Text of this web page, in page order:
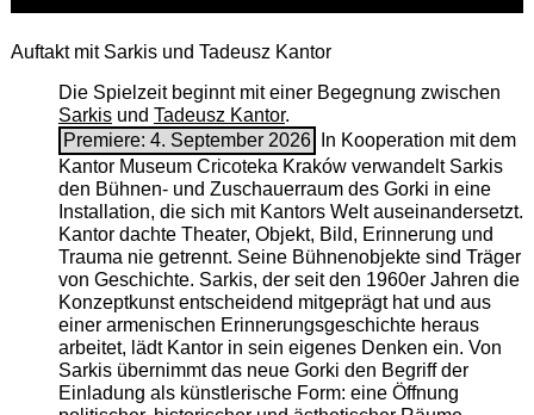
Auftakt mit Sarkis und Tadeusz Kantor
Die Spielzeit beginnt mit einer Begegnung zwischen
Sarkisund Tadeusz Kantor.
Premiere: 4. September 2026
In Kooperation mit dem
Kantor Museum Cricoteka Kraków verwandelt Sarkis
den Bühnen- und Zuschauerraum des Gorki in eine
Installation, die sich mit Kantors Welt auseinandersetzt.
Kantor dachte Theater, Objekt, Bild, Erinnerung und
Trauma nie getrennt. Seine Bühnenobjekte sind Träger
von Geschichte. Sarkis, der seit den 1960er Jahren die
Konzeptkunst entscheidend mitgeprägt hat und aus
einer armenischen ­Erinnerungsgeschichte heraus
arbeitet, lädt Kantor in sein eigenes Denken ein. Von
Sarkis übernimmt das neue Gorki den Begriff der
Einladung als künstlerische Form: eine Öffnung